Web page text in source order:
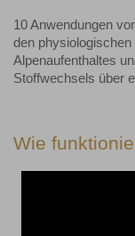
10 Anwendungen
den
Alpenaufenthaltes
Stoffwechsels über
Wie